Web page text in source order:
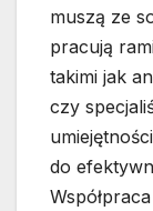
muszą ze
pracują
takimi jak
czy
do